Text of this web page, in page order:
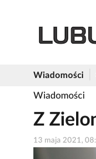
Wiadomości
Wiadomości
Z
13 maja 2021,